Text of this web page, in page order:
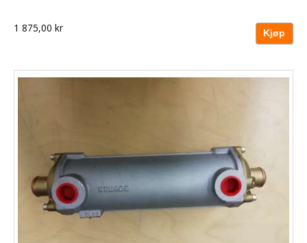
1 875,00 kr